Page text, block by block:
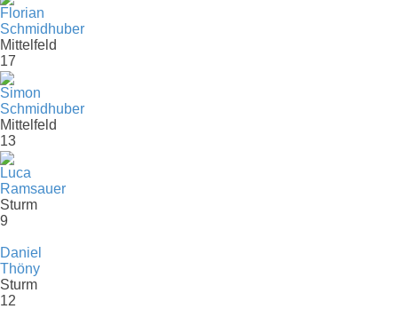
Florian
Schmidhuber
Mittelfeld
17
Simon
Schmidhuber
Mittelfeld
13
Luca
Ramsauer
Sturm
9
Daniel
Thöny
Sturm
12